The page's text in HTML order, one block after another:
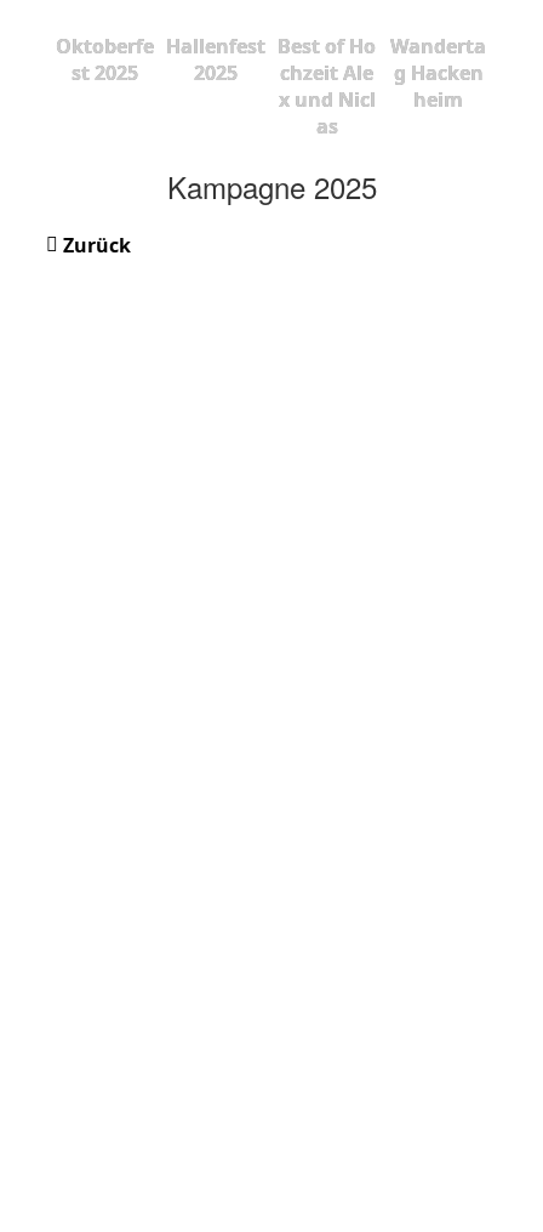
Oktoberfe
st 2025
Hallenfest
2025
Best of Ho
chzeit Ale
x und Nicl
as
Wanderta
g Hacken
heim
Kampagne 2025
Zurück